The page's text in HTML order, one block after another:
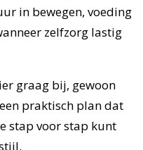
in bewegen, voeding
zelfzorg lastig
graag bij, gewoon
praktisch plan dat
stap voor stap kunt